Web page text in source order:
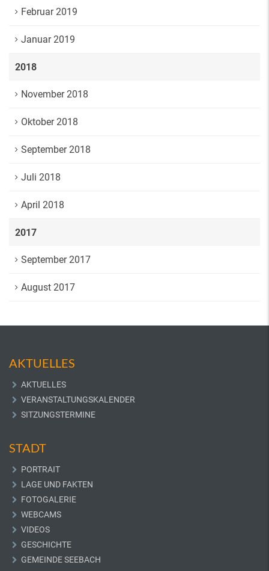
Februar 2019
Januar 2019
2018
November 2018
Oktober 2018
September 2018
Juli 2018
April 2018
2017
September 2017
August 2017
AKTUELLES
AKTUELLES
VERANSTALTUNGSKALENDER
SITZUNGSTERMINE
STADT
PORTRAIT
LAGE UND FAKTEN
FOTOGALERIE
WEBCAMS
VIDEOS
GESCHICHTE
GEMEINDE SEEBACH